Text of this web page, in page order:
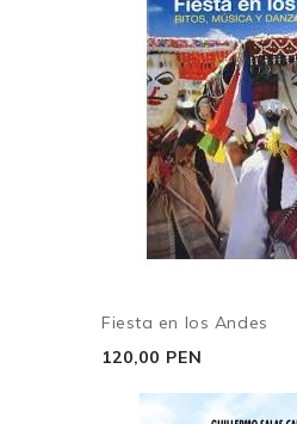
Fiesta en los Andes
120,00 PEN